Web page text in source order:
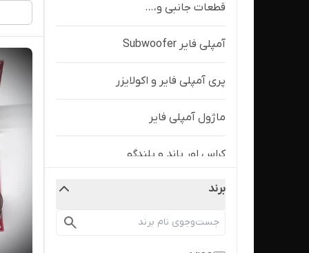
قطعات جانبی و،…
آمپلی فایر Subwoofer
پری آمپلی فایر و اکولایزر
ماژول آمپلی فایر
کراس اور باند و بلندگو
کراس اور 2way
کراس اور 3WAY
برند